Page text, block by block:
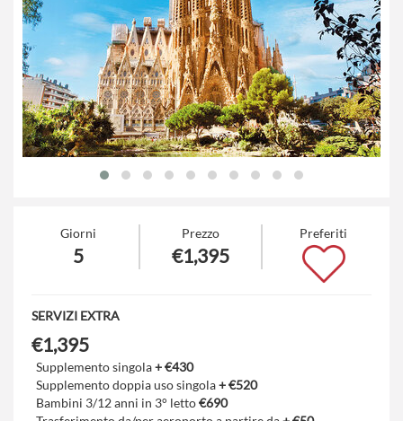
Giorni
5
Prezzo
€1,395
Preferiti
SERVIZI EXTRA
€1,395
Supplemento singola+ €430
Supplemento doppia uso singola+ €520
Bambini 3/12 anni in 3° letto€690